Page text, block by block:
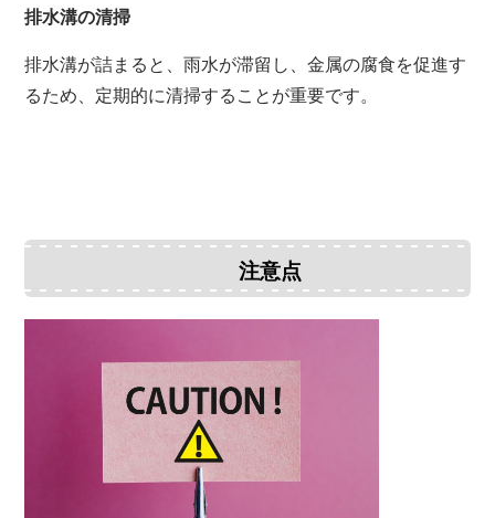
排水溝の清掃
排水溝が詰まると、雨水が滞留し、金属の腐食を促進す
るため、定期的に清掃することが重要です。
注意点